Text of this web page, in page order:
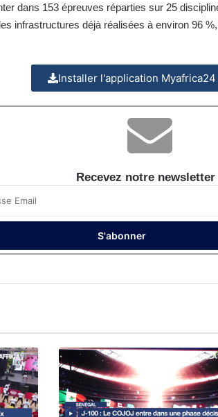
dans 153 épreuves réparties sur 25
infrastructures déjà réalisées à environ 96
Installer l'application Myafrica24
Recevez notre newsletter